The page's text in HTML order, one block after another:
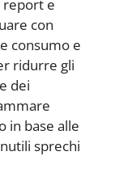
report e
con
consumo e
ridurre gli
dei
in base alle
sprechi